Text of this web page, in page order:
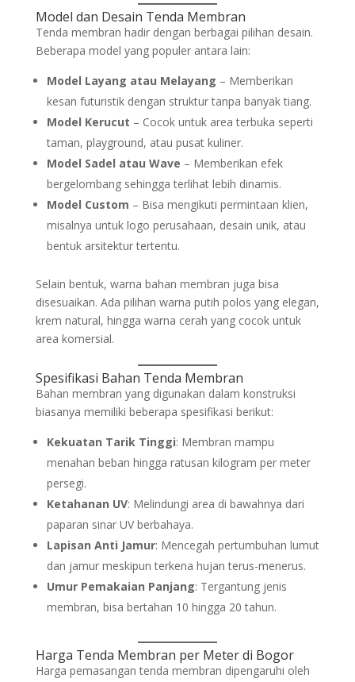
Model dan Desain Tenda Membran
Tenda membran hadir dengan berbagai pilihan desain.
Beberapa model yang populer antara lain:
Model Layang atau Melayang – Memberikan
kesan futuristik dengan struktur tanpa banyak tiang.
Model Kerucut – Cocok untuk area terbuka seperti
taman, playground, atau pusat kuliner.
Model Sadel atau Wave – Memberikan efek
bergelombang sehingga terlihat lebih dinamis.
Model Custom – Bisa mengikuti permintaan klien,
misalnya untuk logo perusahaan, desain unik, atau
bentuk arsitektur tertentu.
Selain bentuk, warna bahan membran juga bisa
disesuaikan. Ada pilihan warna putih polos yang elegan,
krem natural, hingga warna cerah yang cocok untuk
area komersial.
Spesifikasi Bahan Tenda Membran
Bahan membran yang digunakan dalam konstruksi
biasanya memiliki beberapa spesifikasi berikut:
Kekuatan Tarik Tinggi: Membran mampu
menahan beban hingga ratusan kilogram per meter
persegi.
Ketahanan UV: Melindungi area di bawahnya dari
paparan sinar UV berbahaya.
Lapisan Anti Jamur: Mencegah pertumbuhan lumut
dan jamur meskipun terkena hujan terus-menerus.
Umur Pemakaian Panjang: Tergantung jenis
membran, bisa bertahan 10 hingga 20 tahun.
Harga Tenda Membran per Meter di Bogor
Harga pemasangan tenda membran dipengaruhi oleh